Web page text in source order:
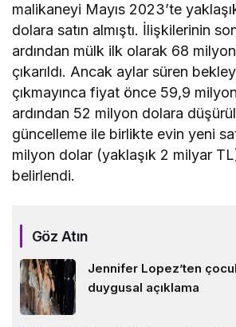
malikaneyi Mayıs 2023’te
dolara satın almıştı. İlişkilerinin
ardından mülk ilk olarak 68
çıkarıldı. Ancak aylar süren
çıkmayınca fiyat önce 59,9
ardından 52 milyon dolara
güncelleme ile birlikte evin yeni
milyon dolar (yaklaşık 2 milyar
belirlendi.
Göz Atın
Jennifer Lopez’ten
duygusal açıklama